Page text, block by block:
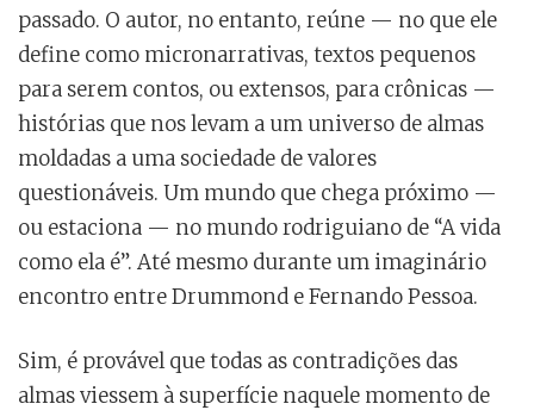
passado. O autor, no entanto, reúne — no que ele
define como micronarrativas, textos pequenos
para serem contos, ou extensos, para crônicas —
histórias que nos levam a um universo de almas
moldadas a uma sociedade de valores
questionáveis. Um mundo que chega próximo —
ou estaciona — no mundo rodriguiano de “A vida
como ela é”. Até mesmo durante um imaginário
encontro entre Drummond e Fernando Pessoa.
Sim, é provável que todas as contradições das
almas viessem à superfície naquele momento de